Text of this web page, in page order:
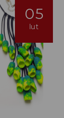
05
lut